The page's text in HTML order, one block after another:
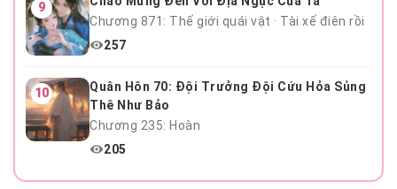
9
Chương 871: Thế giới quái vật · Tài xế điên rồi
257
10
Quân Hôn 70: Đội Trưởng Đội Cứu Hỏa Sủng
Thê Như Bảo
Chương 235: Hoàn
205